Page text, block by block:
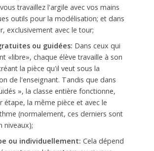
travaillez l'argile avec vos mains
outils pour la modélisation; et dans
exclusivement avec le tour;
ou guidées: Dans ceux qui
«libre», chaque élève travaille à son
la pièce qu'il veut sous la
de l'enseignant. Tandis que dans
», la classe entière fonctionne,
étape, la même pièce et avec le
(normalement, ces derniers sont
niveaux);
ou individuellement: Cela dépend